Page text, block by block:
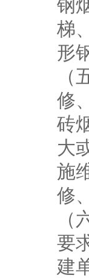
钢
梯
形
修
砖
大
施
修
要
建